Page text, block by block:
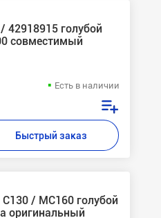
42918915 голубой
совместимый
Есть в наличии
Быстрый заказ
/ MC160 голубой
оригинальный